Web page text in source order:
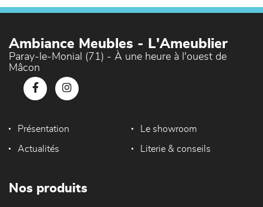
Ambiance Meubles - L'Ameublier
Paray-le-Monial (71) - À une heure à l'ouest de
Mâcon
Présentation Le showroom
Actualités Literie & conseils
Nos produits